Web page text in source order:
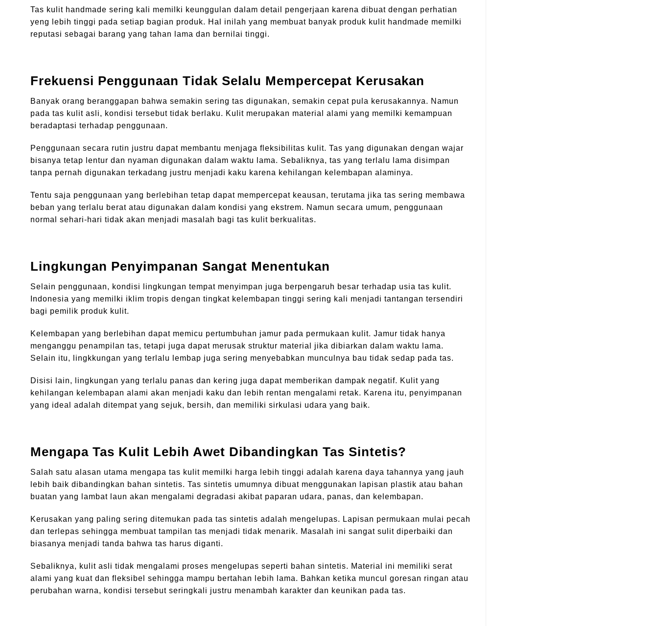
Tas kulit handmade sering kali memilki keunggulan dalam detail pengerjaan karena dibuat dengan perhatian
yeng lebih tinggi pada setiap bagian produk. Hal inilah yang membuat banyak produk kulit handmade memilki
reputasi sebagai barang yang tahan lama dan bernilai tinggi.
Frekuensi Penggunaan Tidak Selalu Mempercepat Kerusakan
Banyak orang beranggapan bahwa semakin sering tas digunakan, semakin cepat pula kerusakannya. Namun
pada tas kulit asli, kondisi tersebut tidak berlaku. Kulit merupakan material alami yang memilki kemampuan
beradaptasi terhadap penggunaan.
Penggunaan secara rutin justru dapat membantu menjaga fleksibilitas kulit. Tas yang digunakan dengan wajar
bisanya tetap lentur dan nyaman digunakan dalam waktu lama. Sebaliknya, tas yang terlalu lama disimpan
tanpa pernah digunakan terkadang justru menjadi kaku karena kehilangan kelembapan alaminya.
Tentu saja penggunaan yang berlebihan tetap dapat mempercepat keausan, terutama jika tas sering membawa
beban yang terlalu berat atau digunakan dalam kondisi yang ekstrem. Namun secara umum, penggunaan
normal sehari-hari tidak akan menjadi masalah bagi tas kulit berkualitas.
Lingkungan Penyimpanan Sangat Menentukan
Selain penggunaan, kondisi lingkungan tempat menyimpan juga berpengaruh besar terhadap usia tas kulit.
Indonesia yang memilki iklim tropis dengan tingkat kelembapan tinggi sering kali menjadi tantangan tersendiri
bagi pemilik produk kulit.
Kelembapan yang berlebihan dapat memicu pertumbuhan jamur pada permukaan kulit. Jamur tidak hanya
menganggu penampilan tas, tetapi juga dapat merusak struktur material jika dibiarkan dalam waktu lama.
Selain itu, lingkkungan yang terlalu lembap juga sering menyebabkan munculnya bau tidak sedap pada tas.
Disisi lain, lingkungan yang terlalu panas dan kering juga dapat memberikan dampak negatif. Kulit yang
kehilangan kelembapan alami akan menjadi kaku dan lebih rentan mengalami retak. Karena itu, penyimpanan
yang ideal adalah ditempat yang sejuk, bersih, dan memiliki sirkulasi udara yang baik.
Mengapa Tas Kulit Lebih Awet Dibandingkan Tas Sintetis?
Salah satu alasan utama mengapa tas kulit memilki harga lebih tinggi adalah karena daya tahannya yang jauh
lebih baik dibandingkan bahan sintetis. Tas sintetis umumnya dibuat menggunakan lapisan plastik atau bahan
buatan yang lambat laun akan mengalami degradasi akibat paparan udara, panas, dan kelembapan.
Kerusakan yang paling sering ditemukan pada tas sintetis adalah mengelupas. Lapisan permukaan mulai pecah
dan terlepas sehingga membuat tampilan tas menjadi tidak menarik. Masalah ini sangat sulit diperbaiki dan
biasanya menjadi tanda bahwa tas harus diganti.
Sebaliknya, kulit asli tidak mengalami proses mengelupas seperti bahan sintetis. Material ini memiliki serat
alami yang kuat dan fleksibel sehingga mampu bertahan lebih lama. Bahkan ketika muncul goresan ringan atau
perubahan warna, kondisi tersebut seringkali justru menambah karakter dan keunikan pada tas.